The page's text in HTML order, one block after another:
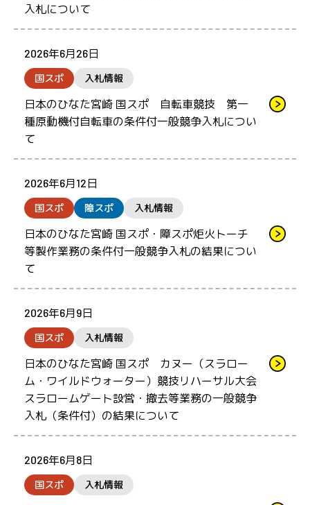
入札について
2026年6月26日
国スポ
入札情報
日本のひなた宮崎 国スポ 自転車競技 第一
種原動機付自転車の条件付一般競争入札につい
て
2026年6月12日
国スポ
障スポ 入札情報
日本のひなた宮崎 国スポ・障スポ炬火トーチ
等製作業務の条件付一般競争入札の結果につい
て
2026年6月9日
国スポ
入札情報
日本のひなた宮崎 国スポ カヌー（スラロー
ム・ワイルドウォーター）競技リハーサル大会
スラロームゲート設営・撤去等業務の一般競争
入札（条件付）の結果について
2026年6月8日
国スポ
入札情報